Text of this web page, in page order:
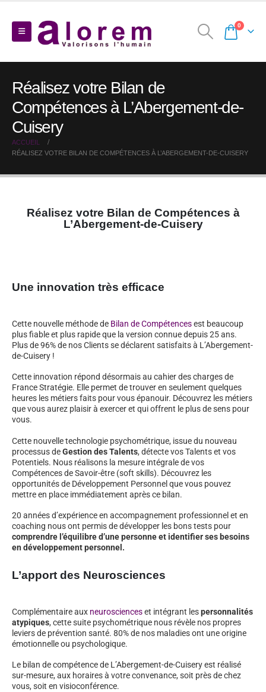
0
Réalisez votre Bilan de
Compétences à L’Abergement-de-
Cuisery
ACCUEIL
RÉALISEZ VOTRE BILAN DE COMPÉTENCES À L’ABERGEMENT-DE-CUISERY
Réalisez votre Bilan de Compétences à
L’Abergement-de-Cuisery
Une innovation très efficace
Cette nouvelle méthode de Bilan de Compétencesest beaucoup
plus fiable et plus rapide que la version connue depuis 25 ans.
Plus de 96% de nos Clients se déclarent satisfaits à L’Abergement-
de-Cuisery !
Cette innovation répond désormais au cahier des charges de
France Stratégie. Elle permet de trouver en seulement quelques
heures les métiers faits pour vous épanouir. Découvrez les métiers
que vous aurez plaisir à exercer et qui offrent le plus de sens pour
vous.
Cette nouvelle technologie psychométrique, issue du nouveau
processus deGestion des Talents, détecte vos Talents et vos
Potentiels. Nous réalisons la mesure intégrale de vos
Compétences de Savoir-être (soft skills). Découvrez les
opportunités de Développement Personnel que vous pouvez
mettre en place immédiatement après ce bilan.
20 années d’expérience en accompagnement professionnel et en
coaching nous ont permis de développer les bons tests pour
comprendre l’équilibre d’une personne et identifier ses besoins
en développement personnel.
L’apport des Neurosciences
Complémentaire aux neuroscienceset intégrant lespersonnalités
atypiques, cette suite psychométrique nous révèle nos propres
leviers de prévention santé. 80% de nos maladies ont une origine
émotionnelle ou psychologique.
Le bilan de compétence de L’Abergement-de-Cuisery est réalisé
sur-mesure, aux horaires à votre convenance, soit près de chez
vous, soit en visioconférence.